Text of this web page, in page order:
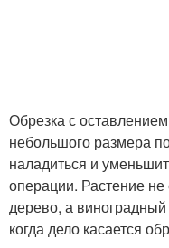
Обрезка с
небольшого размера
наладиться и
операции. Растение
дерево, а
когда дело касается